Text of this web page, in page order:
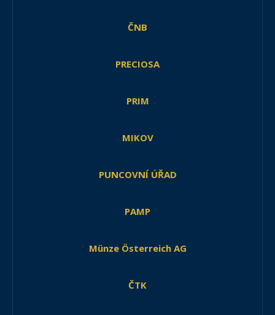
ČNB
PRECIOSA
PRIM
MIKOV
PUNCOVNÍ ÚŘAD
PAMP
Münze Österreich AG
ČTK